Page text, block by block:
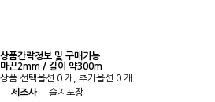
상품간략정보 및 구매기능
마끈2mm / 길이 약300m
상품 선택옵션 0 개, 추가옵션 0 개
제조사
슬지포장